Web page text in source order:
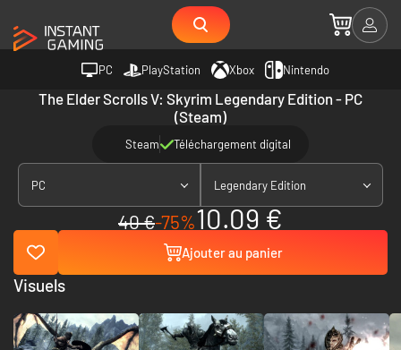
PC PlayStation Xbox Nintendo
The Elder Scrolls V: Skyrim Legendary Edition - PC
(Steam)
Steam Téléchargement digital
PC Legendary Edition
40 €-75%10.09 €
Ajouter au panier
Visuels